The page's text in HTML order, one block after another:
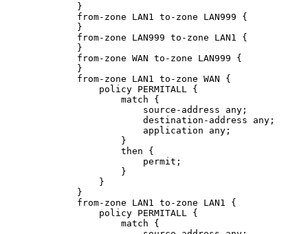
        }
        from-zone LAN1 to-zone LAN999 {
        }
        from-zone LAN999 to-zone LAN1 {
        }
        from-zone WAN to-zone LAN999 {
        }
        from-zone LAN1 to-zone WAN {
            policy PERMITALL {
                match {
                    source-address any;
                    destination-address any;
                    application any;
                }
                then {
                    permit;
                }
            }
        }
        from-zone LAN1 to-zone LAN1 {
            policy PERMITALL {
                match {